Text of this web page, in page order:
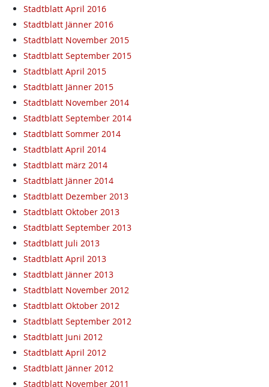
Stadtblatt April 2016
Stadtblatt Jänner 2016
Stadtblatt November 2015
Stadtblatt September 2015
Stadtblatt April 2015
Stadtblatt Jänner 2015
Stadtblatt November 2014
Stadtblatt September 2014
Stadtblatt Sommer 2014
Stadtblatt April 2014
Stadtblatt märz 2014
Stadtblatt Jänner 2014
Stadtblatt Dezember 2013
Stadtblatt Oktober 2013
Stadtblatt September 2013
Stadtblatt Juli 2013
Stadtblatt April 2013
Stadtblatt Jänner 2013
Stadtblatt November 2012
Stadtblatt Oktober 2012
Stadtblatt September 2012
Stadtblatt Juni 2012
Stadtblatt April 2012
Stadtblatt Jänner 2012
Stadtblatt November 2011